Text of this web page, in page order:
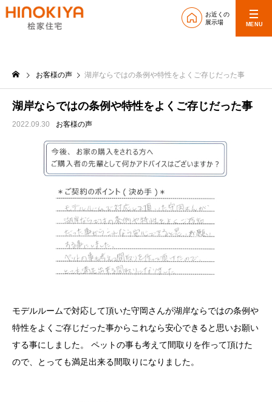
お近くの
展示場
MENU
お客様の声 湖岸ならではの条例や特性をよくご存じだった事
湖岸ならではの条例や特性をよくご存じだった事
2022.09.30 お客様の声
モデルルームで対応して頂いた守岡さんが湖岸ならではの条例や
特性をよくご存じだった事からこれなら安心できると思いお願い
する事にしました。 ペットの事も考えて間取りを作って頂けた
ので、とっても満足出来る間取りになりました。